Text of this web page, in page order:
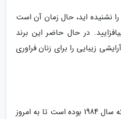
را نشنیده اید، حال زمان آن است
در حال حاضر این برند
زیبایی را برای زنان فراوری
از زمان تاسیس این برند که سال 1984 بوده است تا به امروز